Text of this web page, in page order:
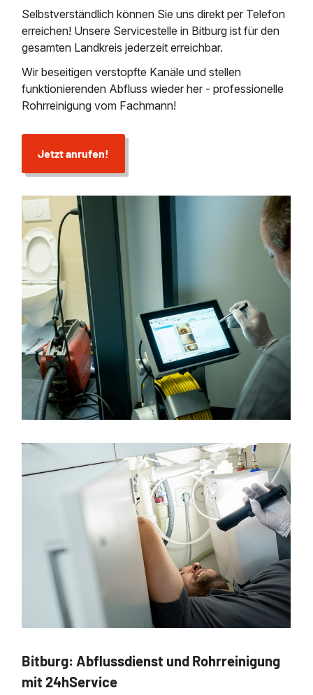
Regenrückhaltebecken
Entschlammung
Trockensaugen von
etc.
Mobile Schlamm-Entwässerung
Unternehmen
Stellenangebote
Kontakt
Selbstverständlich können Sie uns direkt per Telefon
erreichen! Unsere Servicestelle in Bitburg ist für den
gesamten Landkreis jederzeit erreichbar.
Wir beseitigen verstopfte Kanäle und stellen
funktionierenden Abfluss wieder her - professionelle
Rohrreinigung vom Fachmann!
Jetzt anrufen!
Bitburg: Abflussdienst und Rohrreinigung
mit 24hService